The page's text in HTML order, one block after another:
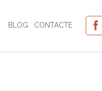
BLOG CONTACTE